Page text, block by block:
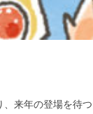
来年の登場を待